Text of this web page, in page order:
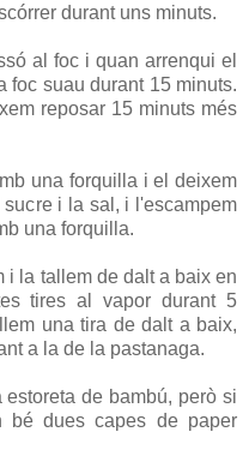
durant uns minuts.
al foc i quan arrenqui el
foc suau durant 15 minuts.
reposar 15 minuts més
una forquilla i el deixem
i la sal, i l'escampem
una forquilla.
i la tallem de dalt a baix en
tires al vapor durant 5
una tira de dalt a baix,
a la de la pastanaga.
de bambú, però si
bé dues capes de paper